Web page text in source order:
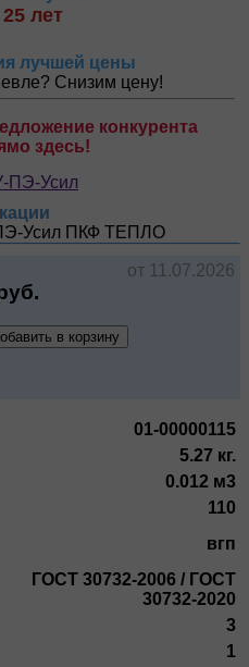
25 лет
лучшей цены
Снизим цену!
конкурента
здесь!
Усил ПКФ ТЕПЛО
от 11.07.2026
в корзину
01-00000115
5.27 кг.
0.012 м3
110
вгп
ГОСТ 30732-2006 / ГОСТ
30732-2020
3
1